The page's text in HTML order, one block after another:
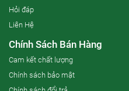
Hỏi đáp
Liên Hệ
Chính Sách Bán Hàng
Cam kết chất lượng
Chính sách bảo mật